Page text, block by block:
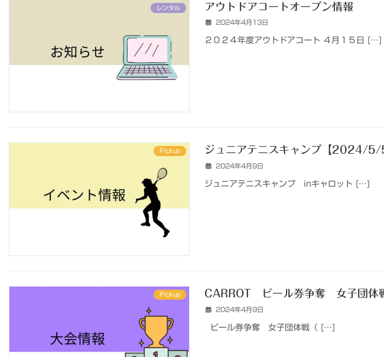
レンタル アウトドアコートオープン情報
2024年4月13日
２０２４年度アウトドアコート ４月１５日 […]
Pickup ジュニアテニスキャンプ【2024/5/
2024年4月9日
ジュニアテニスキャンプ inキャロット […]
Pickup CARROT ビール券争奪 女子団体
2024年4月9日
ビール券争奪 女子団体戦（ […]